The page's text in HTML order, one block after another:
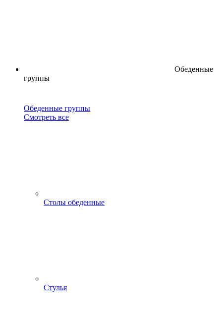
Обеденные
группы
Обеденные группы
Смотреть все
Столы обеденные
Стулья